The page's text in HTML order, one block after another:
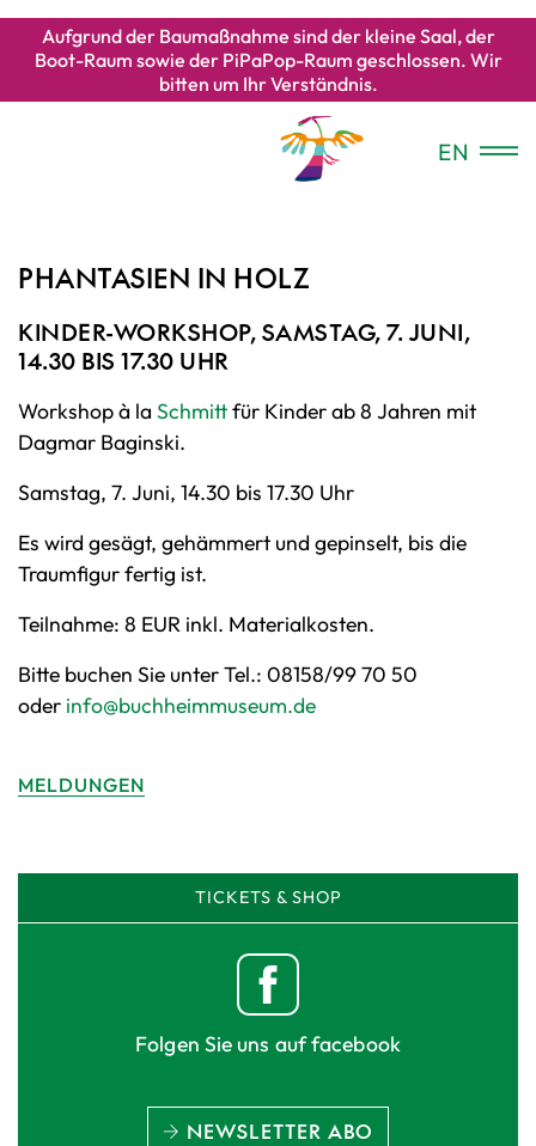
Aufgrund der Baumaßnahme sind der kleine Saal, der
Boot-Raum sowie der PiPaPop-Raum geschlossen. Wir
bitten um Ihr Verständnis.
EN
PHANTASIEN IN HOLZ
KINDER-WORKSHOP, SAMSTAG, 7. JUNI,
14.30 BIS 17.30 UHR
Workshop à la Schmittfür Kinder ab 8 Jahren mit
Dagmar Baginski.
Samstag, 7. Juni, 14.30 bis 17.30 Uhr
Es wird gesägt, gehämmert und gepinselt, bis die
Traumfigur fertig ist.
Teilnahme: 8 EUR inkl. Materialkosten.
Bitte buchen Sie unter Tel.: 08158/99 70 50
oder info@buchheimmuseum.de
MELDUNGEN
TICKETS & SHOP
Folgen Sie uns auf facebook
NEWSLETTER ABO